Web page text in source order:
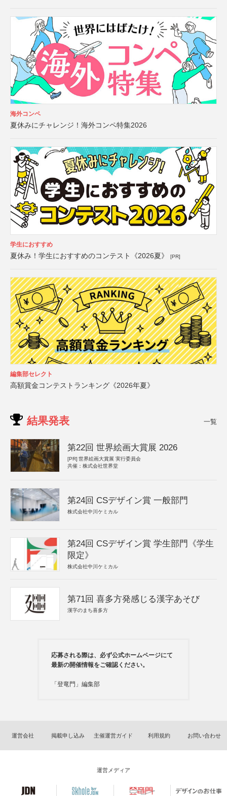
海外コンペ
夏休みにチャレンジ！海外コンペ特集2026
学生におすすめ
夏休み！学生におすすめのコンテスト《2026夏》 [PR]
編集部セレクト
高額賞金コンテストランキング《2026年夏》
結果発表 一覧
第22回 世界絵画大賞展 2026
[PR] 世界絵画大賞展 実行委員会
共催：株式会社世界堂
第24回 CSデザイン賞 一般部門
株式会社中川ケミカル
第24回 CSデザイン賞 学生部門《学生
限定》
株式会社中川ケミカル
第71回 喜多方発感じる漢字あそび
漢字のまち喜多方
応募される際は、必ず公式ホームページにて
最新の開催情報をご確認ください。
「登竜門」編集部
運営会社 掲載申し込み 主催運営ガイド 利用規約 お問い合わせ
運営メディア